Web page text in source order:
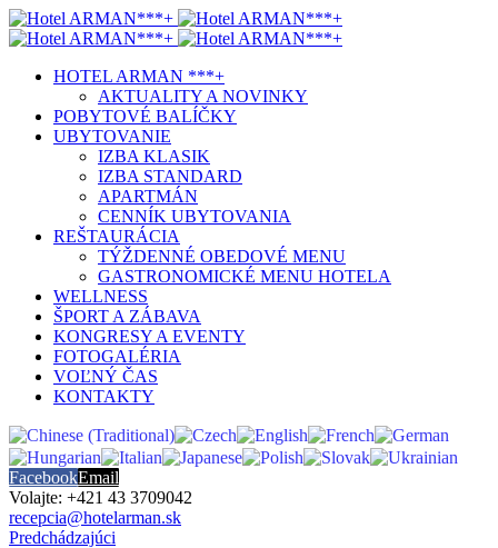
HOTEL ARMAN ***+
AKTUALITY A NOVINKY
POBYTOVÉ BALÍČKY
UBYTOVANIE
IZBA KLASIK
IZBA STANDARD
APARTMÁN
CENNÍK UBYTOVANIA
REŠTAURÁCIA
TÝŽDENNÉ OBEDOVÉ MENU
GASTRONOMICKÉ MENU HOTELA
WELLNESS
ŠPORT A ZÁBAVA
KONGRESY A EVENTY
FOTOGALÉRIA
VOĽNÝ ČAS
KONTAKTY
FacebookEmail
Volajte: +421 43 3709042
recepcia@hotelarman.sk
Predchádzajúci